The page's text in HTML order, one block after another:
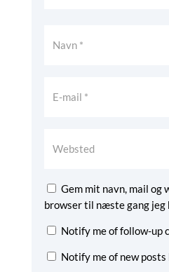
Gem mit navn, mail og
browser til næste gang jeg
Notify me of follow-up
Notify me of new posts